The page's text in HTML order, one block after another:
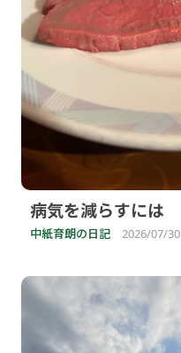
病気を減らすには
中紙育朗の日記 2026/07/30